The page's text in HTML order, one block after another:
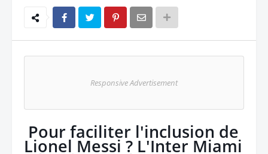
Responsive Advertisement
Pour faciliter l'inclusion de
Lionel Messi ? L'Inter Miami